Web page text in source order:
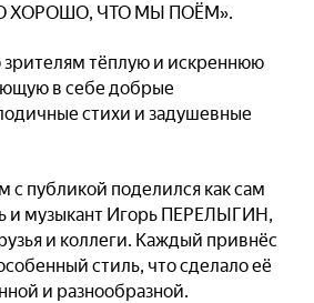
ХОРОШО, ЧТО МЫ ПОЁМ».
тёплую и искреннюю
в себе добрые
стихи и задушевные
с публикой поделился как сам
и музыкант Игорь ПЕРЕЛЫГИН,
и коллеги. Каждый привнёс
стиль, что сделало её
и разнообразной.